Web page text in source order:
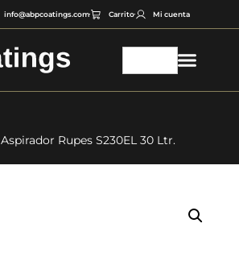
info@abpcoatings.com Carrito Mi cuenta
Aspirador Rupes S230EL 30 Ltr.